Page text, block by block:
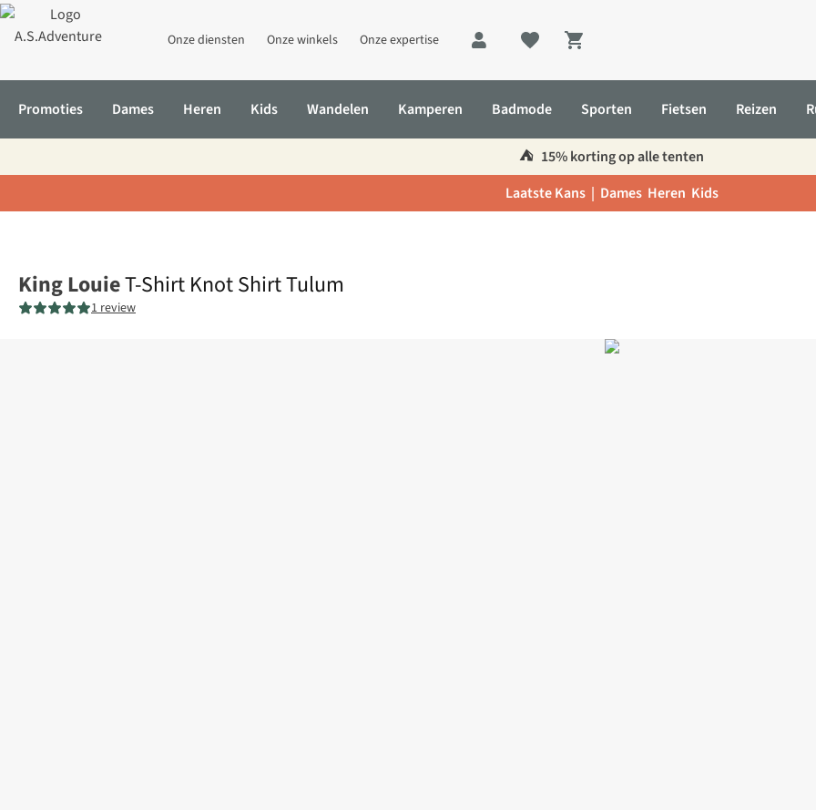
Onze diensten Onze winkels Onze expertise
Shopping cart
Promoties Dames Heren Kids Wandelen Kamperen Badmode Sporten Fietsen Reizen
⛺️ 15% korting op alle tenten
Laatste Kans | Dames Heren Kids
King LouieT-Shirt Knot Shirt Tulum
1 review